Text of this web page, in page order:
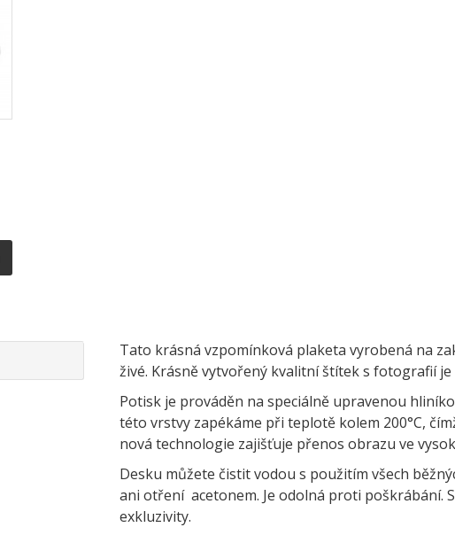
Tato krásná vzpomínková plaketa vyrobená na
živé. Krásně vytvořený kvalitní štítek s fotografií
Potisk je prováděn na speciálně upravenou
této vrstvy zapékáme při teplotě kolem 200°C,
nová technologie zajišťuje přenos obrazu ve
Desku můžete čistit vodou s použitím všech
ani otření acetonem. Je odolná proti poškrábání.
exkluzivity.